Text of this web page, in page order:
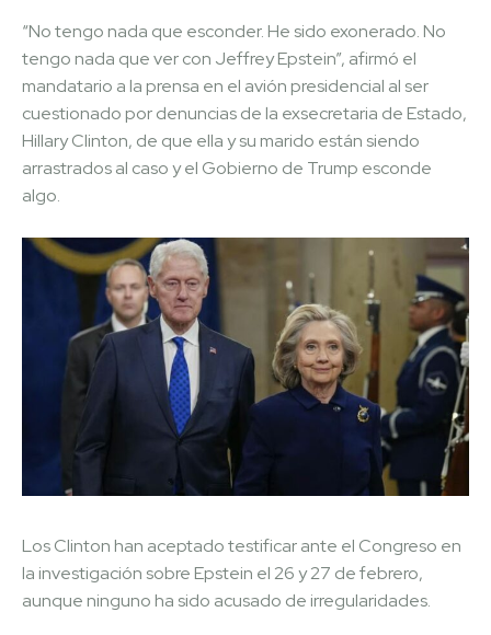
“No tengo nada que esconder. He sido exonerado. No
tengo nada que ver con Jeffrey Epstein”, afirmó el
mandatario a la prensa en el avión presidencial al ser
cuestionado por denuncias de la exsecretaria de Estado,
Hillary Clinton, de que ella y su marido están siendo
arrastrados al caso y el Gobierno de Trump esconde
algo.
Los Clinton han aceptado testificar ante el Congreso en
la investigación sobre Epstein el 26 y 27 de febrero,
aunque ninguno ha sido acusado de irregularidades.